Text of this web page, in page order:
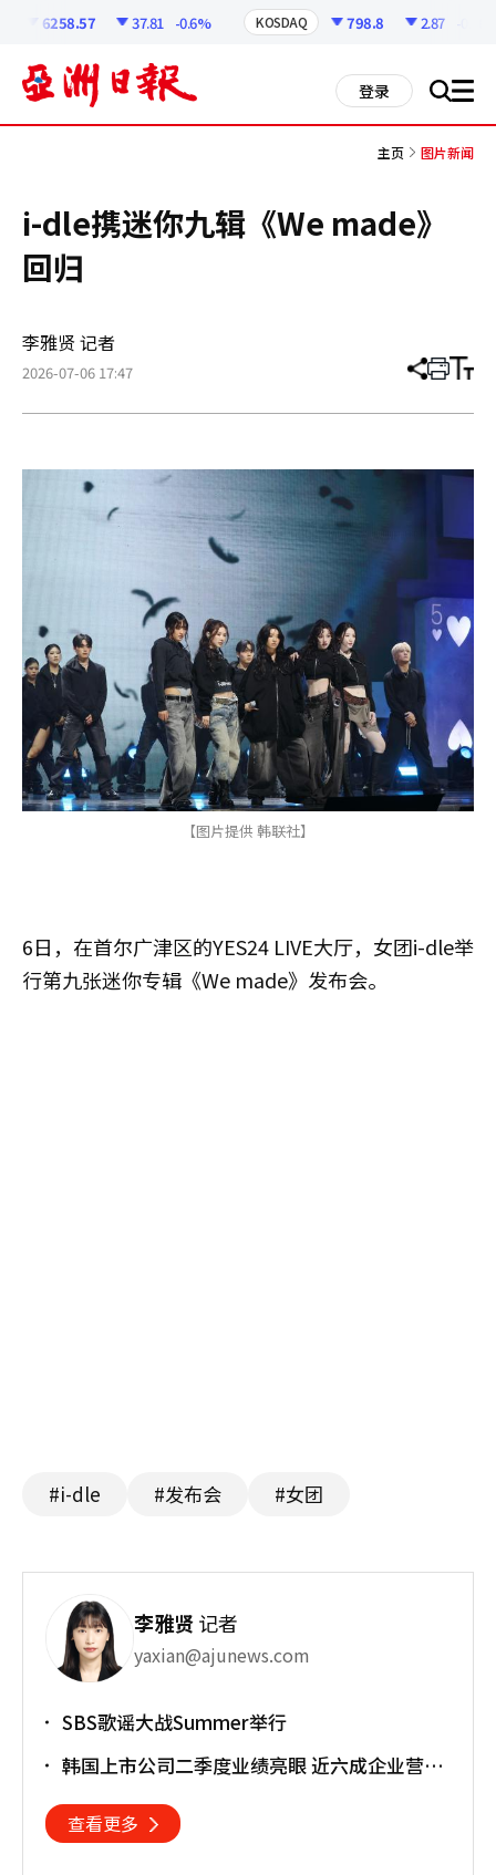
6258.57 37.81 -0.6% KOSDAQ 798.8 2.87
登录 搜 all
主页 图片新闻
i-dle携迷你九辑《We made》
回归
李雅贤 记者
2026-07-06 17:47 分
章
打 调
小
【图片提供 韩联社】
6日，在首尔广津区的YES24 LIVE大厅，女团i-dle举
行第九张迷你专辑《We made》发布会。
#i-dle #发布会 #女团
李雅贤记者
yaxian@ajunews.com
SBS歌谣大战Summer举行
韩国上市公司二季度业绩亮眼 近六成企业营业
查看更多